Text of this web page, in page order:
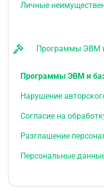
Личные
Программы ЭВМ
Программы ЭВМ и
Нарушение
Согласие на
Разглашение
Персональные